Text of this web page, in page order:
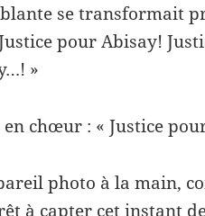
se transformait
pour Abisay!
»
chœur : « Justice
photo à la main,
à capter cet instant